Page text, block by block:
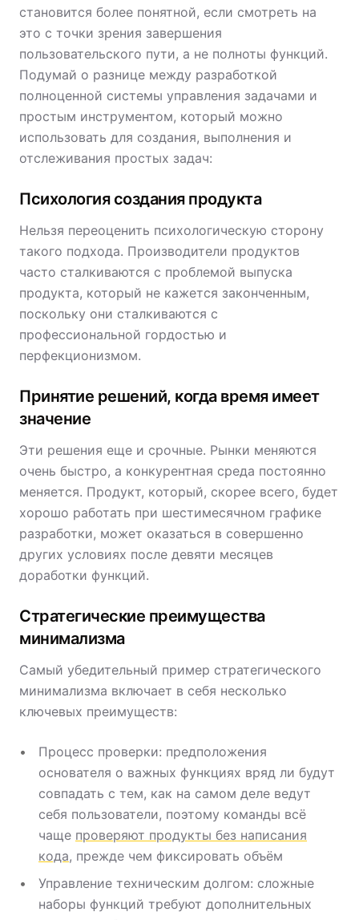
становится более понятной, если смотреть на
это с точки зрения завершения
пользовательского пути, а не полноты функций.
Подумай о разнице между разработкой
полноценной системы управления задачами и
простым инструментом, который можно
использовать для создания, выполнения и
отслеживания простых задач:
Психология создания продукта
Нельзя переоценить психологическую сторону
такого подхода. Производители продуктов
часто сталкиваются с проблемой выпуска
продукта, который не кажется законченным,
поскольку они сталкиваются с
профессиональной гордостью и
перфекционизмом.
Принятие решений, когда время имеет
значение
Эти решения еще и срочные. Рынки меняются
очень быстро, а конкурентная среда постоянно
меняется. Продукт, который, скорее всего, будет
хорошо работать при шестимесячном графике
разработки, может оказаться в совершенно
других условиях после девяти месяцев
доработки функций.
Стратегические преимущества
минимализма
Самый убедительный пример стратегического
минимализма включает в себя несколько
ключевых преимуществ:
Процесс проверки: предположения
основателя о важных функциях вряд ли будут
совпадать с тем, как на самом деле ведут
себя пользователи, поэтому команды всё
чаще проверяют продукты без написания
кода, прежде чем фиксировать объём
Управление техническим долгом: сложные
наборы функций требуют дополнительных